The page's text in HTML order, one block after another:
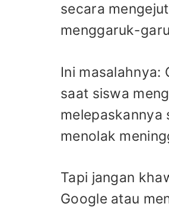
secara
menggaruk-
Ini masalahnya:
saat siswa
melepaskannya
menolak
Tapi jangan
Google atau